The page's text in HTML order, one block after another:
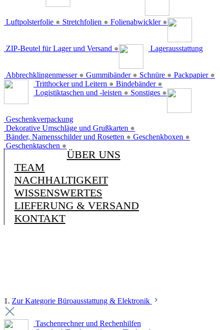
Luftpolsterfolie ● Stretchfolien ● Folienabwickler ●
ZIP-Beutel für Lager und Versand ●
Abbrechklingenmesser ● Gummibänder ● Schnüre ● Packpapier ●
Lagerausstattung
Tritthocker und Leitern ● Bindebänder ●
Logistiktaschen und -leisten ● Sonstiges ●
Geschenkverpackung
Dekorative Umschläge und Grußkarten ●
Bänder, Namensschilder und Rosetten ● Geschenkboxen ●
Geschenktaschen ●
ÜBER UNS
TEAM
NACHHALTIGKEIT
WISSENSWERTES
LIEFERUNG & VERSAND
KONTAKT
1. Zur Kategorie Büroausstattung & Elektronik
Taschenrechner und Rechenhilfen